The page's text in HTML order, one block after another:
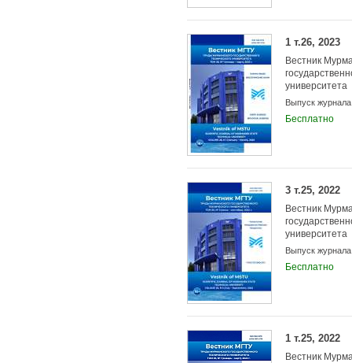
1 т.26, 2023
Вестник
университета
Выпуск журнала
Бесплатно
3 т.25, 2022
Вестник
университета
Выпуск журнала
Бесплатно
1 т.25, 2022
Вестник